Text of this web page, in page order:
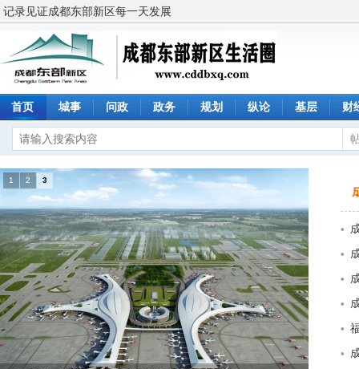
记录见证成都东部新区每一天发展
首页 城事 问政 政务 规划 纵论 基层 财
1 2 3
•
•
•
•
•
•